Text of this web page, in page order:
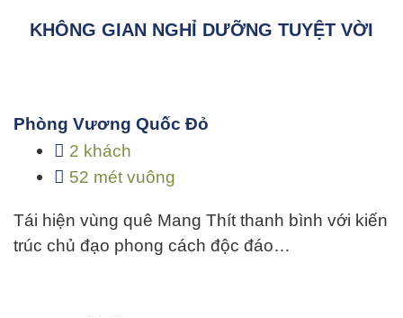
KHÔNG GIAN NGHỈ DƯỠNG TUYỆT VỜI
Phòng Vương Quốc Đỏ
2 khách
52 mét vuông
Tái hiện vùng quê Mang Thít thanh bình với kiến
trúc chủ đạo phong cách độc đáo…